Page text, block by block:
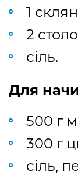
1
2
сіль.
Для
500 г
300 г
сіль,